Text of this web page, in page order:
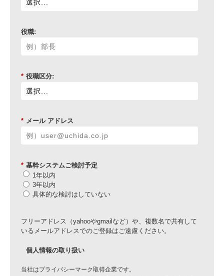
役職:
* 役職区分:
* メール アドレス
* 基幹システムご検討予定
1年以内
3年以内
具体的な検討はしていない
フリーアドレス（yahooやgmailなど）や、複数名で共有して
いるメールアドレスでのご登録はご遠慮ください。
個人情報の取り扱い
当社はプライバシーマーク取得企業です。